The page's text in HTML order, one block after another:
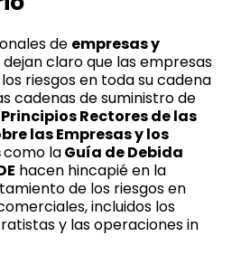
de empresas y
dejan claro que las empresas
riesgos en toda su cadena
cadenas de suministro de
Principios Rectores de las
las Empresas y los
como laGuía de Debida
hacen hincapié en la
de los riesgos en
incluidos los
y las operaciones in